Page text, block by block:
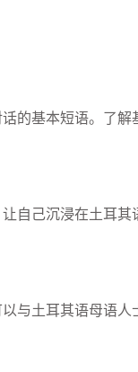
的基本短语。了解
自己沉浸在土耳其
与土耳其语母语人